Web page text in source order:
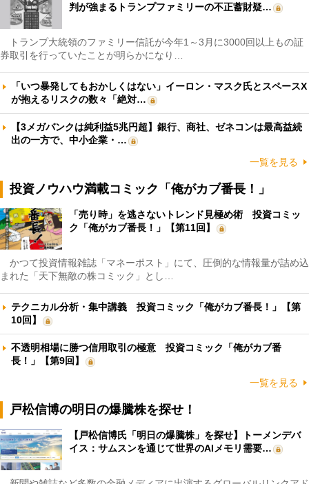
判が強まるトランプファミリーの不正蓄財疑…
トランプ大統領のファミリー信託が今年1～3月に3000回以上もの証
券取引を行っていたことが明らかになり…
「いつ暴発してもおかしくはない」イーロン・マスク氏とスペースX
が抱えるリスクの数々「絶対…
【3メガバンクは純利益5兆円超】銀行、商社、ゼネコンは最高益続
出の一方で、中小企業・…
一覧を見る
投資ノウハウ満載コミック「俺がカブ番長！」
「売り時」を逃さないトレンド見極め術 投資コミッ
ク「俺がカブ番長！」【第11回】
かつて投資情報雑誌「マネーポスト」にて、圧倒的な情報量が詰め込
まれた「天下無敵の株コミック」とし…
テクニカル分析・集中講義 投資コミック「俺がカブ番長！」【第
10回】
不透明相場に勝つ信用取引の極意 投資コミック「俺がカブ番
長！」【第9回】
一覧を見る
戸松信博の明日の爆騰株を探せ！
【戸松信博氏「明日の爆騰株」を探せ】トーメンデバ
イス：サムスンを通じて世界のAIメモリ需要…